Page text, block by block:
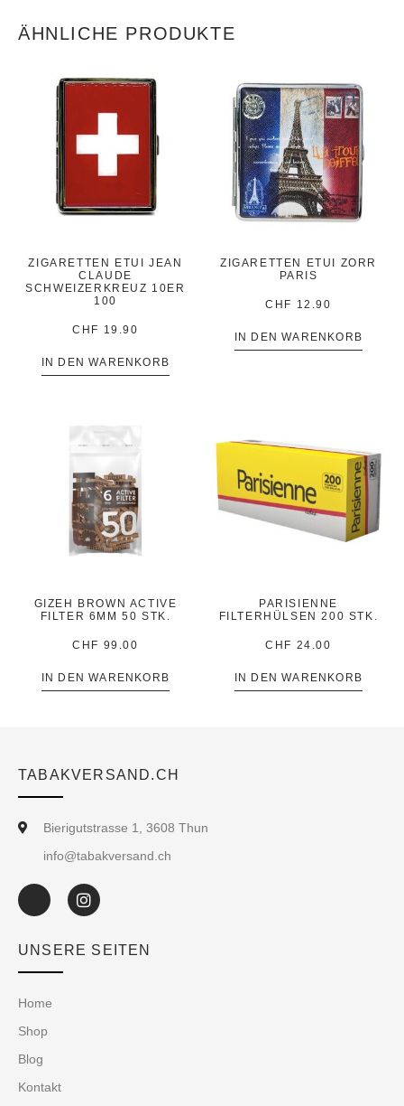
ÄHNLICHE PRODUKTE
ZIGARETTEN ETUI JEAN
CLAUDE
SCHWEIZERKREUZ 10ER
100
CHF 19.90
IN DEN WARENKORB
ZIGARETTEN ETUI ZORR
PARIS
CHF 12.90
IN DEN WARENKORB
GIZEH BROWN ACTIVE
FILTER 6MM 50 STK.
CHF 99.00
IN DEN WARENKORB
PARISIENNE
FILTERHÜLSEN 200 STK.
CHF 24.00
IN DEN WARENKORB
TABAKVERSAND.CH
Bierigutstrasse 1, 3608 Thun
info@tabakversand.ch
UNSERE SEITEN
Home
Shop
Blog
Kontakt